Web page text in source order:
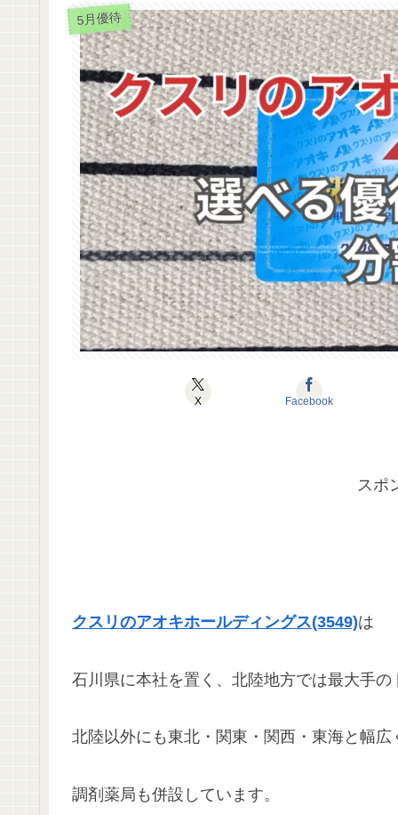
5月優待
X Facebook
スポ
クスリのアオキホールディングス(3549)は
石川県に本社を置く、北陸地方では最大手
北陸以外にも東北・関東・関西・東海と幅広
調剤薬局も併設しています。